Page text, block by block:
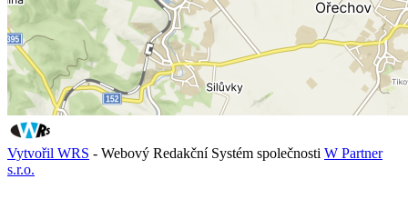
Vytvořil WRS - Webový Redakční Systém společnosti W Partner
s.r.o.